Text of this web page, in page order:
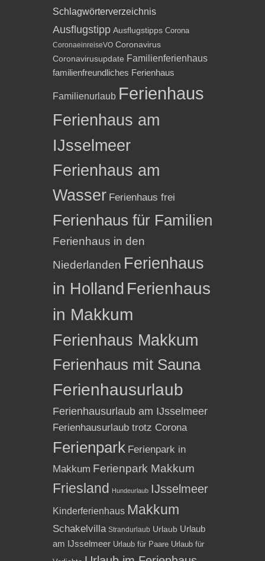
Schlagwörterverzeichnis
Ausflugstipp Ausflugstipps Corona
CoronaeinreiseVO Coronavirus
Coronavirusupdate Familienferienhaus
familienfreundliches Ferienhaus
Familienurlaub Ferienhaus
Ferienhaus am
IJsselmeer
Ferienhaus am
Wasser Ferienhaus frei
Ferienhaus für Familien
Ferienhaus in den
Niederlanden Ferienhaus
in Holland Ferienhaus
in Makkum
Ferienhaus Makkum
Ferienhaus mit Sauna
Ferienhausurlaub
Ferienhausurlaub am IJsselmeer
Ferienhausurlaub trotz Corona
Ferienpark Ferienpark in
Makkum Ferienpark Makkum
Friesland Hundeurlaub IJsselmeer
Kinderferienhaus Makkum
Schakelvilla Strandurlaub Urlaub Urlaub
am IJsselmeer Urlaub für Paare Urlaub für